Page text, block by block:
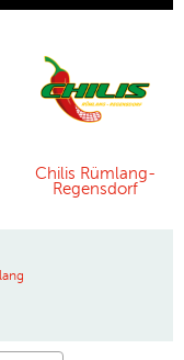
Chilis Rümlang-
Regensdorf